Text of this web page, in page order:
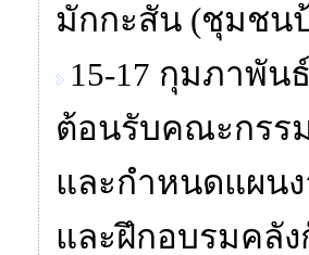
มักกะสัน (ชุมชน
15-17 กุมภาพัน
ต้อนรับคณะกรร
และกำหนดแผน
และฝึกอบรมคลั